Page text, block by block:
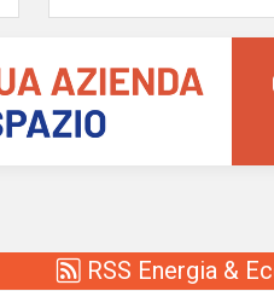
RSS Energia &